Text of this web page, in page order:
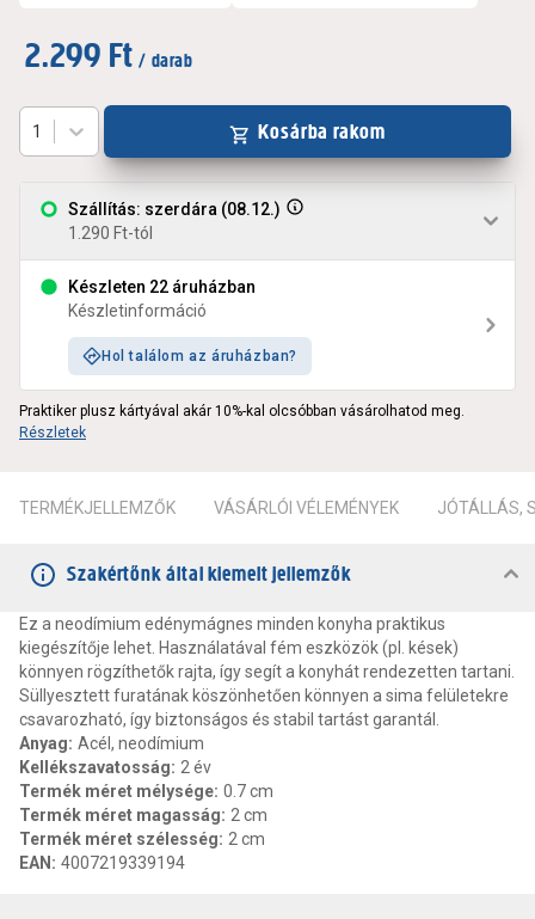
2.299 Ft / darab
Szállítás: szerdára (08.12.)
1.290 Ft-tól
Készleten 22 áruházban
Készletinformáció
Hol találom az áruházban?
1 Kosárba rakom
Praktiker plusz kártyával akár 10%-kal olcsóbban vásárolhatod meg.
Részletek
TERMÉKJELLEMZŐK VÁSÁRLÓI VÉLEMÉNYEK JÓTÁLLÁS,
Szakértőnk által kiemelt jellemzők
Ez a neodímium edénymágnes minden konyha praktikus
kiegészítője lehet. Használatával fém eszközök (pl. kések)
könnyen rögzíthetők rajta, így segít a konyhát rendezetten tartani.
Süllyesztett furatának köszönhetően könnyen a sima felületekre
csavarozható, így biztonságos és stabil tartást garantál.
Anyag: Acél, neodímium
Kellékszavatosság: 2 év
Termék méret mélysége: 0.7 cm
Termék méret magasság: 2 cm
Termék méret szélesség: 2 cm
EAN : 4007219339194